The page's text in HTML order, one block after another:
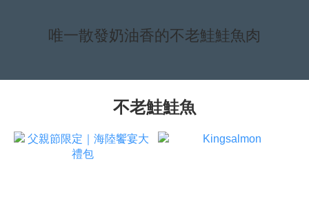
唯一散發奶油香的不老鮭鮭魚肉
不老鮭鮭魚